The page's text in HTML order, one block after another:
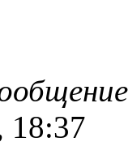
18:37